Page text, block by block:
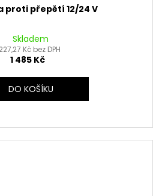
proti přepětí 12/24 V
Skladem
Kč bez DPH
1 485 Kč
DO KOŠÍKU